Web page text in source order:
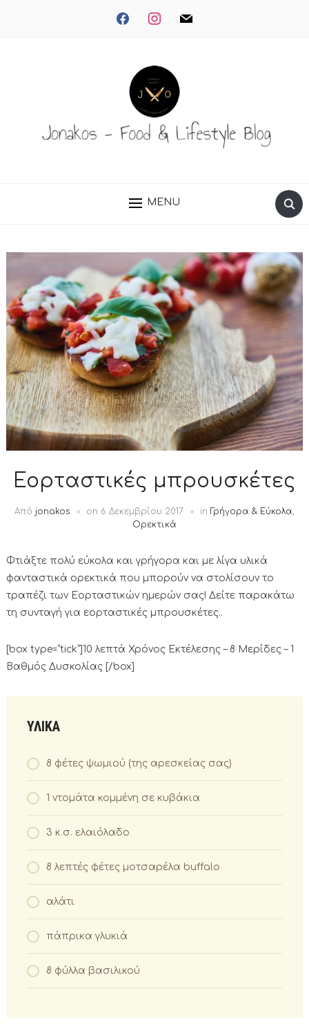
facebookinstagrammail
MENU
Εορταστικές μπρουσκέτες
Από jonakos on 6 Δεκεμβρίου 2017 in Γρήγορα & Εύκολα,
Ορεκτικά
Φτιάξτε πολύ εύκολα και γρήγορα και με λίγα υλικά
φανταστικά ορεκτικά που μπορούν να στολίσουν το
τραπέζι των Εορταστικών ημερών σας! Δείτε παρακάτω
τη συνταγή για εορταστικές μπρουσκέτες..
[box type=”tick”]10 λεπτά Χρόνος Εκτέλεσης – 8 Μερίδες – 1
Βαθμός Δυσκολίας [/box]
ΥΛΙΚΑ
8 φέτες ψωμιού (της αρεσκείας σας)
1 ντομάτα κομμένη σε κυβάκια
3 κ.σ. ελαιόλαδο
8 λεπτές φέτες μοτσαρέλα buffalo
αλάτι
πάπρικα γλυκιά
8 φύλλα βασιλικού